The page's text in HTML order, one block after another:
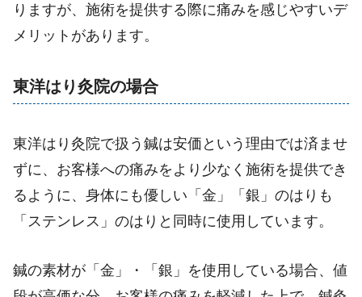
りますが、施術を提供する際に痛みを感じやすいデ
メリットがあります。
東洋はり灸院の場合
東洋はり灸院で扱う鍼は安価という理由では済ませ
ずに、お客様への痛みをより少なく施術を提供でき
るように、身体にも優しい「金」「銀」のはりも
「ステンレス」のはりと同時に使用しています。
鍼の素材が「金」・「銀」を使用している場合、値